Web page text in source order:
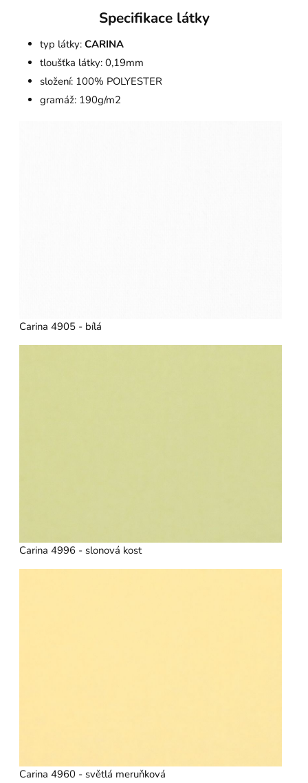
Specifikace látky
typ látky: CARINA
tloušťka látky: 0,19mm
složení: 100% POLYESTER
gramáž: 190g/m2
Carina 4905 - bílá
Carina 4996 - slonová kost
Carina 4960 - světlá meruňková